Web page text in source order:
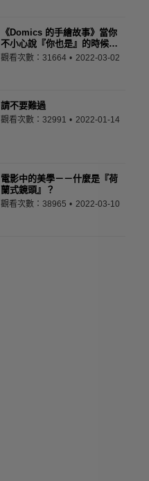
《Domics 的手繪故事》當你
不小心說『你也是』的時候…
觀看次數：31664 2022-03-02
請不要難過
觀看次數：32991 2022-01-14
電影中的美學－－什麼是『荷
蘭式鏡頭』？
觀看次數：38965 2022-03-10